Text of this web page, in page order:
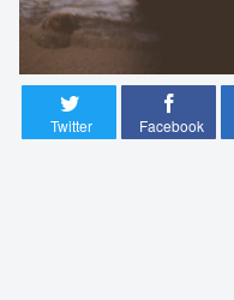
Twitter Facebook